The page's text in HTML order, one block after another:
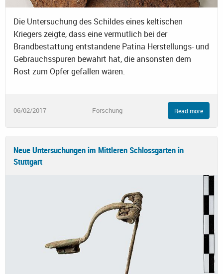
Die Untersuchung des Schildes eines keltischen
Kriegers zeigte, dass eine vermutlich bei der
Brandbestattung entstandene Patina Herstellungs- und
Gebrauchsspuren bewahrt hat, die ansonsten dem
Rost zum Opfer gefallen wären.
06/02/2017 Forschung Read more
Neue Untersuchungen im Mittleren Schlossgarten in
Stuttgart